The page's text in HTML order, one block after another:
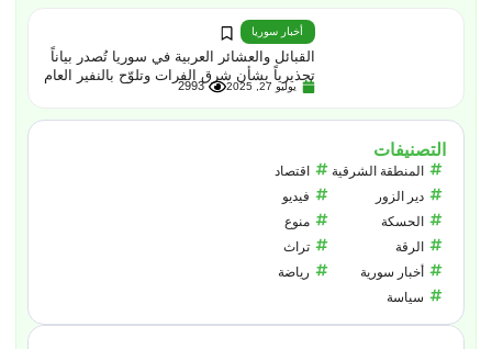
أخبار سوريا
القبائل والعشائر العربية في سوريا تُصدر بياناً
تحذيرياً بشأن شرق الفرات وتلوّح بالنفير العام
يوليو 27, 2025 2993
التصنيفات
المنطقة الشرقية
دير الزور
الحسكة
الرقة
أخبار سورية
سياسة
اقتصاد
فيديو
منوع
تراث
رياضة